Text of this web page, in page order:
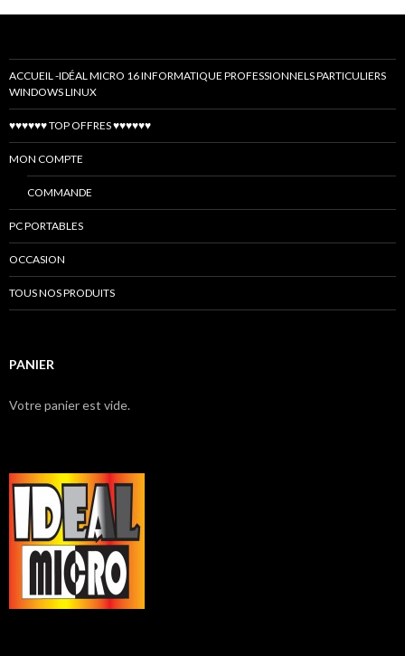
ACCUEIL -IDÉAL MICRO 16 INFORMATIQUE PROFESSIONNELS PARTICULIERS
WINDOWS LINUX
♥♥♥♥♥♥ TOP OFFRES ♥♥♥♥♥♥
MON COMPTE
COMMANDE
PC PORTABLES
OCCASION
TOUS NOS PRODUITS
PANIER
Votre panier est vide.